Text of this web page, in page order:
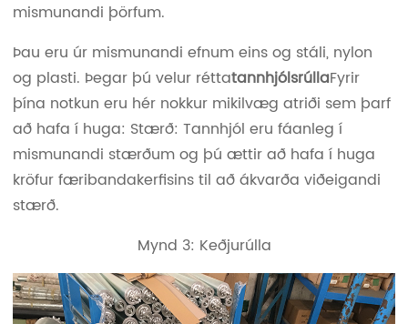
mismunandi þörfum.
Þau eru úr mismunandi efnum eins og stáli, nylon
og plasti. Þegar þú velur réttatannhjólsrúllaFyrir
þína notkun eru hér nokkur mikilvæg atriði sem þarf
að hafa í huga: Stærð: Tannhjól eru fáanleg í
mismunandi stærðum og þú ættir að hafa í huga
kröfur færibandakerfisins til að ákvarða viðeigandi
stærð.
Mynd 3: Keðjurúlla